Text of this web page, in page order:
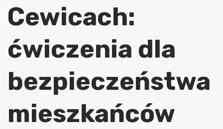
Cewicach:
ćwiczenia dla
bezpieczeństwa
mieszkańców